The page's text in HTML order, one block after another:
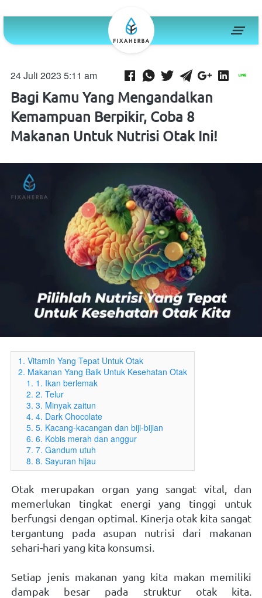
24 Juli 2023 5:11 am
Bagi Kamu Yang Mengandalkan
Kemampuan Berpikir, Coba 8
Makanan Untuk Nutrisi Otak Ini!
1. Vitamin Yang Tepat Untuk Otak
2. Makanan Yang Baik Untuk Kesehatan Otak
1. 1. Ikan berlemak
2. 2. Telur
3. 3. Minyak zaitun
4. 4. Dark Chocolate
5. 5. Kacang-kacangan dan biji-bijian
6. 6. Kobis merah dan anggur
7. 7. Gandum utuh
8. 8. Sayuran hijau
Otak merupakan organ yang sangat vital, dan
memerlukan tingkat energi yang tinggi untuk
berfungsi dengan optimal. Kinerja otak kita sangat
tergantung pada asupan nutrisi dari makanan
sehari-hari yang kita konsumsi.
Setiap jenis makanan yang kita makan memiliki
dampak besar pada struktur otak kita.